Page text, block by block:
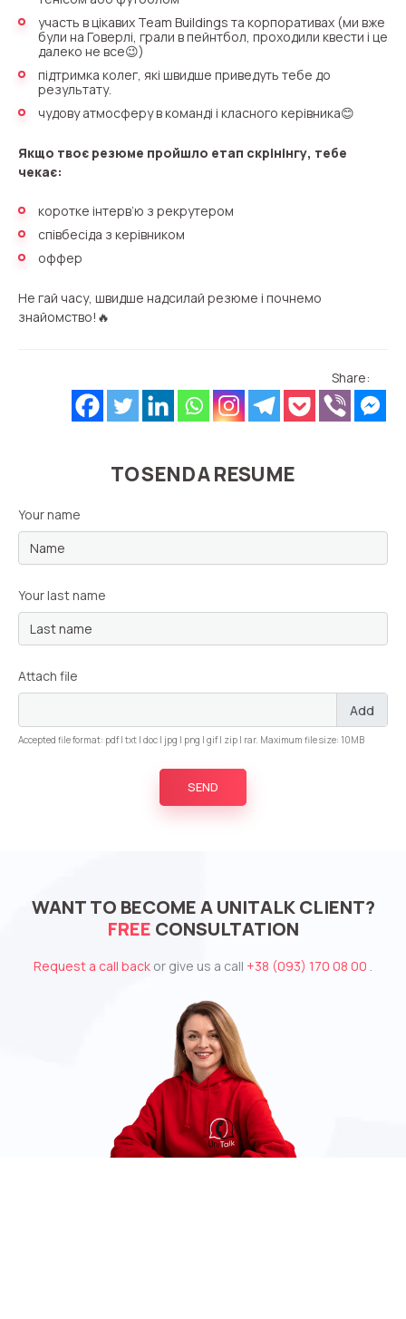
участь в цікавих Team Buildings та корпоративах (ми вже
були на Говерлі, грали в пейнтбол, проходили квести і це
далеко не все😉)
підтримка колег, які швидше приведуть тебе до
результату.
чудову атмосферу в команді і класного керівника😊
Якщо твоє резюме пройшло етап скрінінгу, тебе
чекає:
коротке інтерв’ю з рекрутером
співбесіда з керівником
оффер
Не гай часу, швидше надсилай резюме і почнемо
знайомство!🔥
Share:
TO SEND A RESUME
Your name
Your last name
Attach file
Add
Accepted file format: pdf | txt | doc | jpg | png | gif | zip | rar. Maximum file size: 10MB
SEND
WANT TO BECOME A UNITALK CLIENT?
FREE CONSULTATION
Request a call back or give us a call +38 (093) 170 08 00
Company
E-mail
Partner
Alternative:
Contact number
Alternative:
Ваш номер телефона
Alternative:
Ваш номер телефона
Alternative:
Free consultation
Your name
Contact number